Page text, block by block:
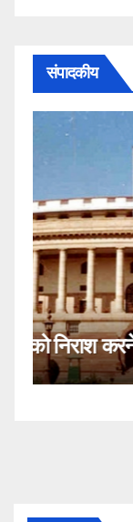
संपादकीय
कहीं
नहीं!